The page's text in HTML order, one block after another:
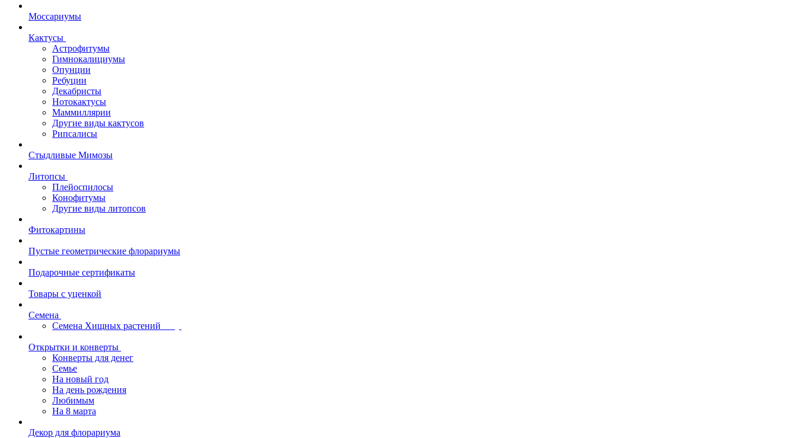
Моссариумы
Кактусы
Астрофитумы
Гимнокалициумы
Опунции
Ребуции
Декабристы
Нотокактусы
Маммиллярии
Другие виды кактусов
Рипсалисы
Стыдливые Мимозы
Литопсы
Плейоспилосы
Конофитумы
Другие виды литопсов
Фитокартины
Пустые геометрические флорариумы
Подарочные сертификаты
Товары с уценкой
Семена
Семена Хищных растений
Открытки и конверты
Конверты для денег
Семье
На новый год
На день рождения
Любимым
На 8 марта
Декор для флорариума